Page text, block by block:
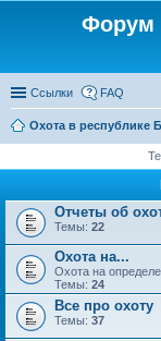
Форум
Ссылки FAQ
Охота в республике
Отчеты об
Темы: 22
Охота на...
Охота на
Темы: 24
Все про охоту
Темы: 37